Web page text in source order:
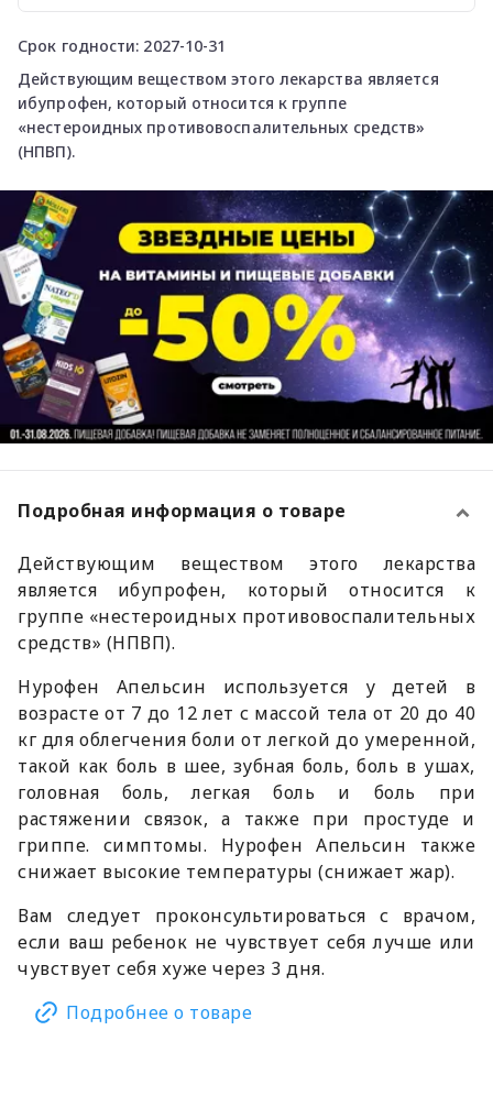
Срок годности: 2027-10-31
Действующим веществом этого лекарства является
ибупрофен, который относится к группе
«нестероидных противовоспалительных средств»
(НПВП).
Подробная информация о товаре
Действующим веществом этого лекарства
является ибупрофен, который относится к
группе «нестероидных противовоспалительных
средств» (НПВП).
Нурофен Апельсин используется у детей в
возрасте от 7 до 12 лет с массой тела от 20 до 40
кг для облегчения боли от легкой до умеренной,
такой как боль в шее, зубная боль, боль в ушах,
головная боль, легкая боль и боль при
растяжении связок, а также при простуде и
гриппе. симптомы. Нурофен Апельсин также
снижает высокие температуры (снижает жар).
Вам следует проконсультироваться с врачом,
если ваш ребенок не чувствует себя лучше или
чувствует себя хуже через 3 дня.
Подробнее о товаре